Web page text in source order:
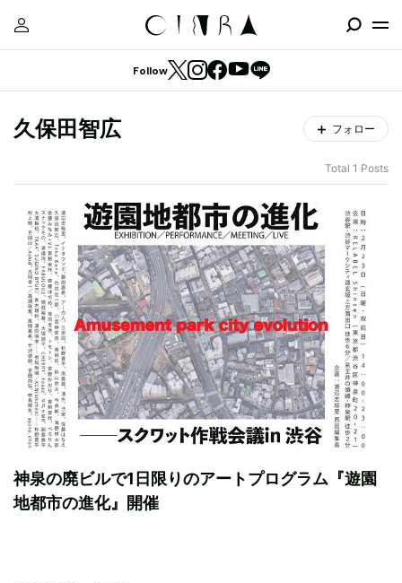
Follow
久保田智広 フォロー
Total 1 Posts
神泉の廃ビルで1日限りのアートプログラム『遊園
地都市の進化』開催